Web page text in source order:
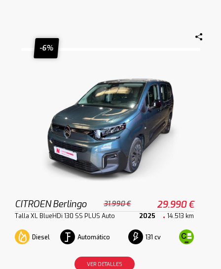
-6%
CITROEN Berlingo 31.990 € 29.990 €
Talla XL BlueHDi 130 SS PLUS Auto 2025 14.513 km
Diesel Automático 131 cv
VER DETALLES